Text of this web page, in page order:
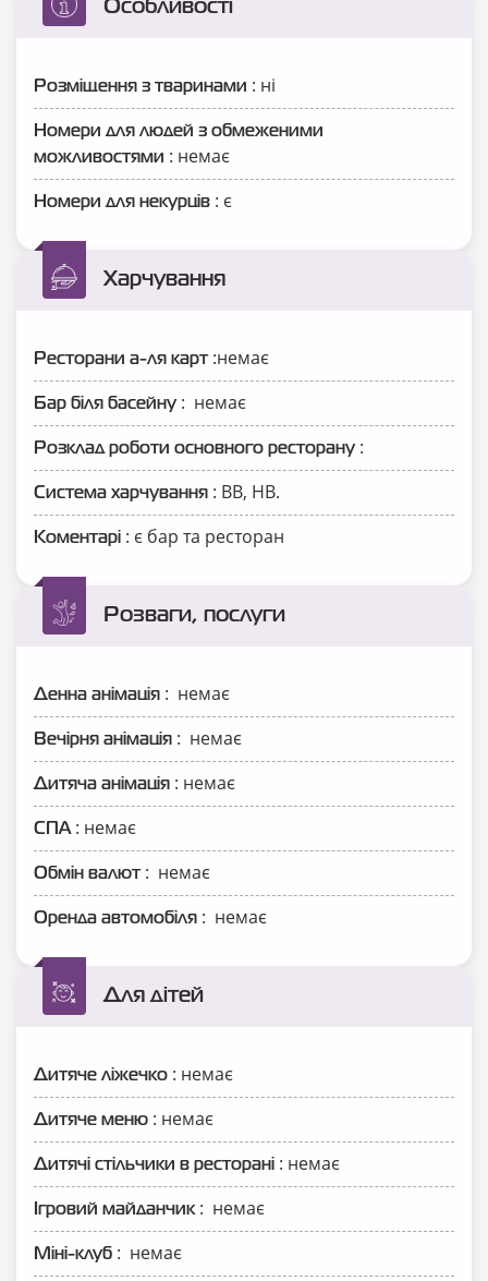
Особливості
Розміщення з тваринами : ні
Номери для людей з обмеженими
можливостями : немає
Номери для некурців : є
Харчування
Ресторани а-ля карт:немає
Бар біля басейну : немає
Розклад роботи основного ресторану :
Система харчування : ВВ, НВ.
Коментарі : є бар та ресторан
Розваги, послуги
Денна анімація : немає
Вечірня анімація : немає
Дитяча анімація : немає
СПА: немає
Обмін валют: немає
Оренда автомобіля : немає
Для дітей
Дитяче ліжечко : немає
Дитяче меню : немає
Дитячі стільчики в ресторані : немає
Ігровий майданчик: немає
Міні-клуб : немає